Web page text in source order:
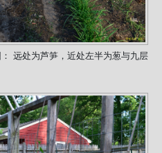
远处为芦笋，近处左半为葱与九层